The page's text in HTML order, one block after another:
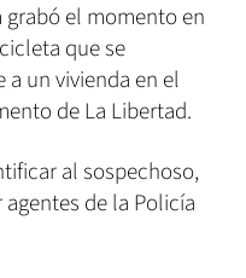
el momento en
que se
un vivienda en el
de La Libertad.
al sospechoso,
de la Policía